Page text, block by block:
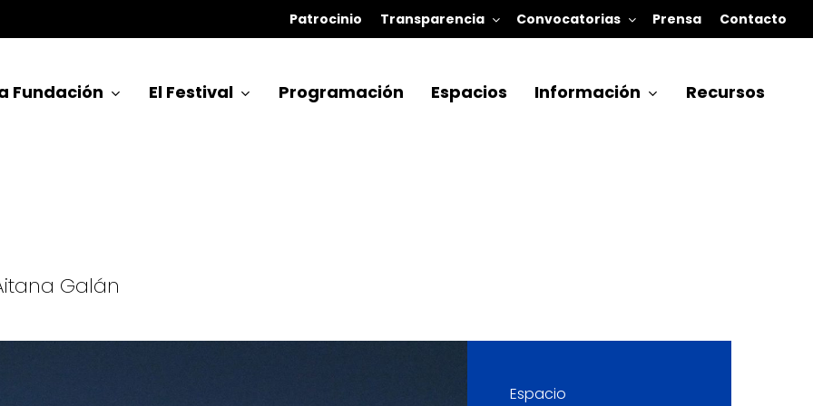
Patrocinio Transparencia Convocatorias Prensa Contacto
Fundación El Festival Programación Espacios Información Recursos
Galán
Espacio